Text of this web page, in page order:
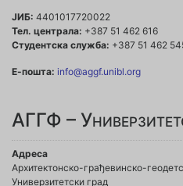
ЈИБ: 4401017720022
Тел. централа: +387 51 462 616
Студентска служба: +387 51 462
Е-пошта: info@aggf.unibl.org
АГГФ –
Адреса
Архитектонско-грађевинско-
Универзитетски град